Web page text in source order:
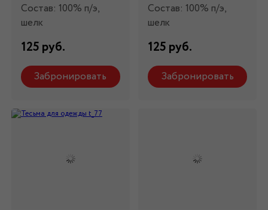
Состав: 100% п/э,
шелк
125 руб.
Забронировать
Состав: 100% п/э,
шелк
125 руб.
Забронировать